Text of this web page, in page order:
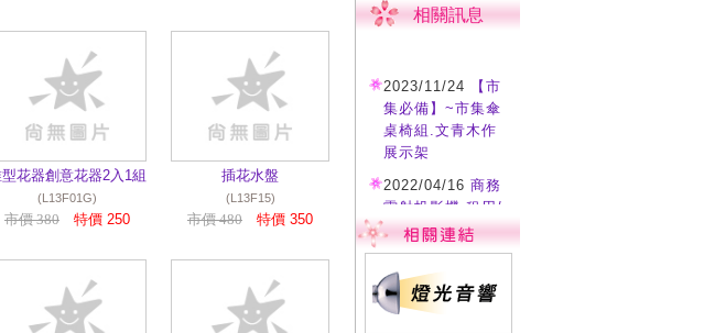
花器創意花器2入1組
(L13F01G)
市價 380 特價 250
插花水盤
(L13F15)
市價 480 特價 350
相關訊息
2023/11/24
【市
集必備】~市集傘
桌椅組.文青木作
展示架
2022/04/16 商務
雷射投影機 租用/
施工
2022/04/16各式
說明會.音響.投影.
桌椅等活動設備租